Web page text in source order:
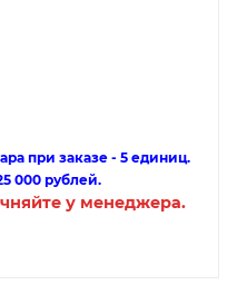
при заказе - 5 единиц.
000 рублей.
у менеджера.